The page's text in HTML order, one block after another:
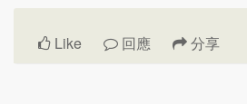
Like 回應 分享